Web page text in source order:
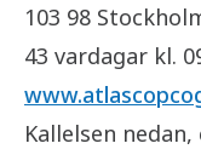
103 98
43 vardagar kl.
Kallelsen